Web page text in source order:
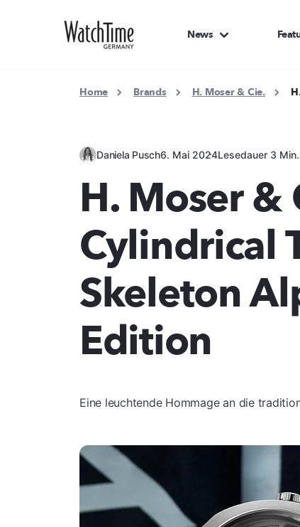
News
Home Brands H. Moser & Cie.
Daniela Pusch6. Mai 2024Lesedauer 3 Min.
H. Moser
Cylindrical
Skeleton
Edition
Eine leuchtende Hommage an die